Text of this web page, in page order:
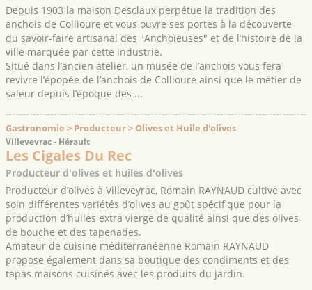
Depuis 1903 la maison Desclaux perpétue la tradition des
anchois de Collioure et vous ouvre ses portes à la découverte
du savoir-faire artisanal des "Anchoïeuses" et de l’histoire de la
ville marquée par cette industrie.
Situé dans l’ancien atelier, un musée de l’anchois vous fera
revivre l’épopée de l’anchois de Collioure ainsi que le métier de
saleur depuis l’époque des ...
Gastronomie > Producteur > Olives et Huile d'olives
Villeveyrac - Hérault
Les Cigales Du Rec
Producteur d'olives et huiles d'olives
Producteur d’olives à Villeveyrac, Romain RAYNAUD cultive avec
soin différentes variétés d’olives au goût spécifique pour la
production d’huiles extra vierge de qualité ainsi que des olives
de bouche et des tapenades.
Amateur de cuisine méditerranéenne Romain RAYNAUD
propose également dans sa boutique des condiments et des
tapas maisons cuisinés avec les produits du jardin.